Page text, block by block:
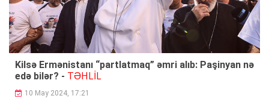
Kilsə Ermənistanı “partlatmaq” əmri alıb: Paşinyan nə
edə bilər? - TƏHLİL
10 May 2024, 17:21